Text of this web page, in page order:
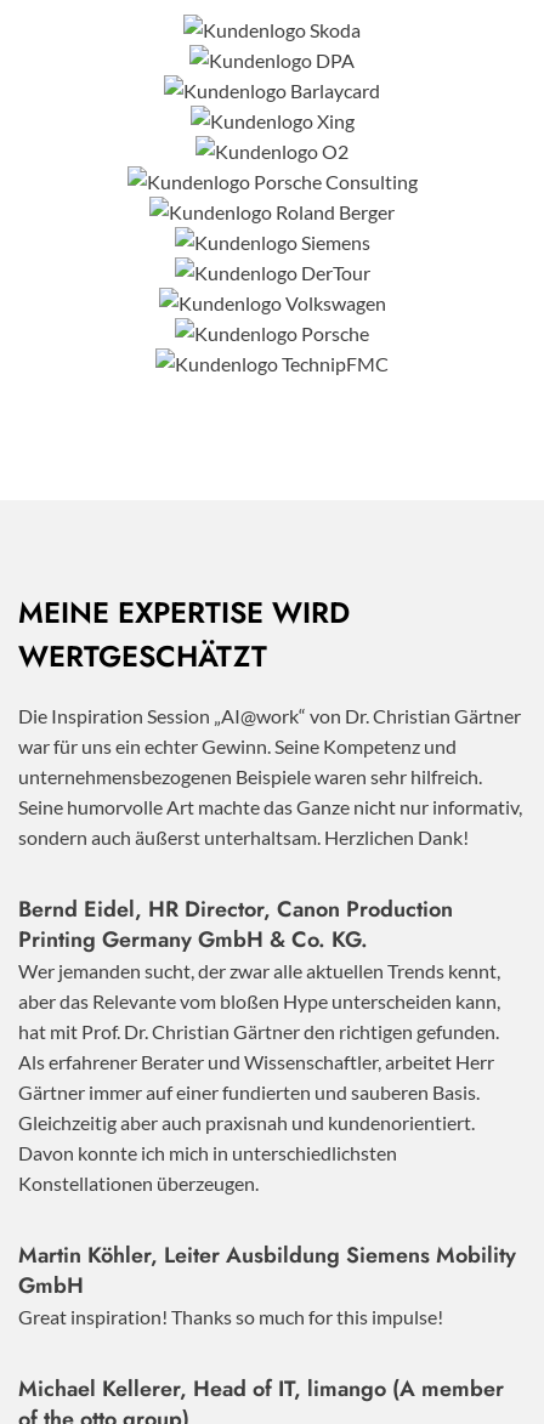
MEINE EXPERTISE WIRD
WERTGESCHÄTZT
Die Inspiration Session „AI@work“ von Dr. Christian Gärtner
war für uns ein echter Gewinn. Seine Kompetenz und
unternehmensbezogenen Beispiele waren sehr hilfreich.
Seine humorvolle Art machte das Ganze nicht nur informativ,
sondern auch äußerst unterhaltsam. Herzlichen Dank!
Bernd Eidel, HR Director, Canon Production
Printing Germany GmbH & Co. KG.
Wer jemanden sucht, der zwar alle aktuellen Trends kennt,
aber das Relevante vom bloßen Hype unterscheiden kann,
hat mit Prof. Dr. Christian Gärtner den richtigen gefunden.
Als erfahrener Berater und Wissenschaftler, arbeitet Herr
Gärtner immer auf einer fundierten und sauberen Basis.
Gleichzeitig aber auch praxisnah und kundenorientiert.
Davon konnte ich mich in unterschiedlichsten
Konstellationen überzeugen.
Martin Köhler, Leiter Ausbildung Siemens Mobility
GmbH
Great inspiration! Thanks so much for this impulse!
Michael Kellerer, Head of IT, limango (A member